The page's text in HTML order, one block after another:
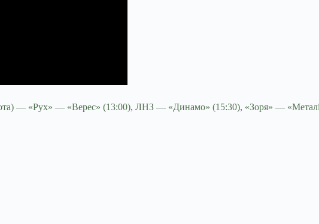
— «Рух» — «Верес» (13:00), ЛНЗ — «Динамо» (15:30), «Зоря» —